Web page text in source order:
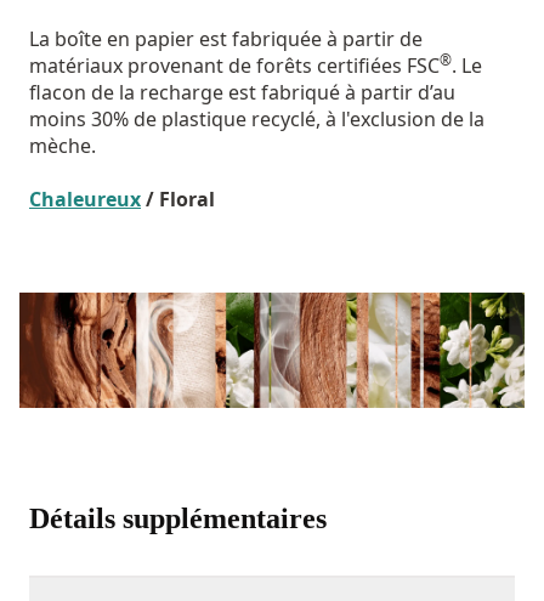
La boîte en papier est fabriquée à partir de
matériaux provenant de forêts certifiées FSC®. Le
flacon de la recharge est fabriqué à partir d’au
moins 30% de plastique recyclé, à l'exclusion de la
mèche.
Chaleureux/ Floral
Détails supplémentaires